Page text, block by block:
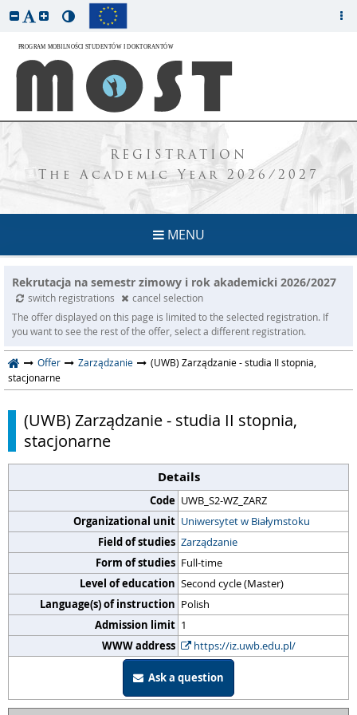
REGISTRATION
The Academic Year 2026/2027
MENU
Rekrutacja na semestr zimowy i rok akademicki 2026/2027
switch registrations
cancel selection
The offer displayed on this page is limited to the selected registration. If
you want to see the rest of the offer, select a different registration.
Offer Zarządzanie
(UWB) Zarządzanie - studia II stopnia,
stacjonarne
(UWB) Zarządzanie - studia II stopnia,
stacjonarne
Details
Code UWB_S2-WZ_ZARZ
Organizational unit Uniwersytet w Białymstoku
Field of studies Zarządzanie
Form of studies Full-time
Level of education Second cycle (Master)
Language(s) of instruction Polish
Admission limit 1
WWW address
https://iz.uwb.edu.pl/
Ask a question